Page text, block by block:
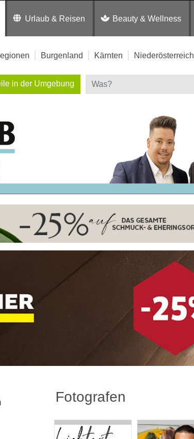
Urlaub & Reisen Beauty & Wellness
Burgenland Kärnten Niederösterreich
in der Umgebung
Fotografen